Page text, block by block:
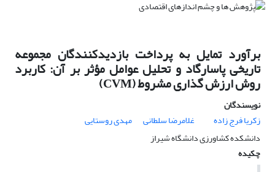
برآورد تمایل به پرداخت بازدیدکنندگان مجموعه
تاریخی پاسارگاد و تحلیل عوامل مؤثر بر آن: کاربرد
روش ارزش گذاری مشروط (CVM)
نویسندگان
زکریا فرج زاده
غلامرضا سلطانی
مهدی روستایی
دانشکده کشاورزی دانشگاه شیراز
چکیده